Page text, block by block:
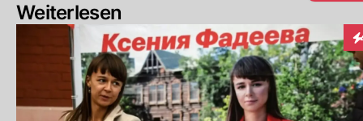
Weiterlesen